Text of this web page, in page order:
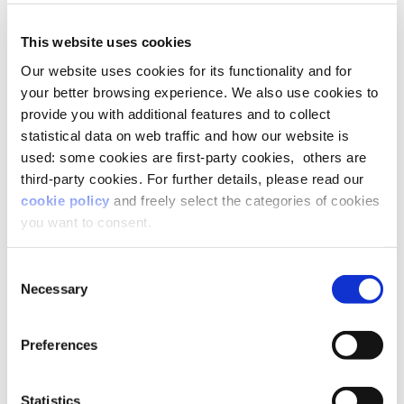
This website uses cookies
Our website uses cookies for its functionality and for
your better browsing experience. We also use cookies to
provide you with additional features and to collect
statistical data on web traffic and how our website is
used: some cookies are first-party cookies, others are
third-party cookies. For further details, please read our
cookie policy and freely select the categories of cookies
you want to consent.
Selection
Necessary
Preferences
Statistics
trend in materia di formazione:
flessibile negli orari.
Scopri la ricchezza delle tue persone con
MultiMe
L’impiego dei dati e il
nuovo ruolo dell’HR
Grazie al loro impiego, le Direzioni HR possono
elaborare i dati per progettare